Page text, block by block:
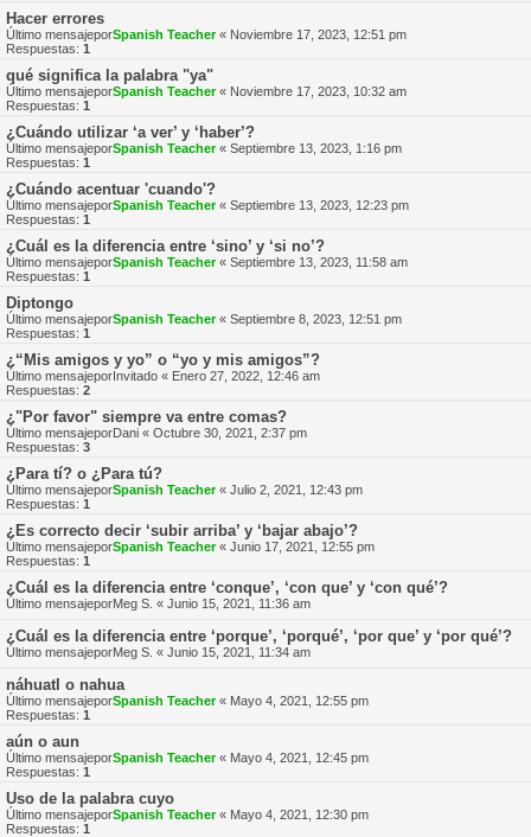
Hacer errores
Último mensajeporSpanish Teacher« Noviembre 17, 2023, 12:51 pm
Respuestas: 1
qué significa la palabra "ya"
Último mensajeporSpanish Teacher« Noviembre 17, 2023, 10:32 am
Respuestas: 1
¿Cuándo utilizar ‘a ver’ y ‘haber’?
Último mensajeporSpanish Teacher« Septiembre 13, 2023, 1:16 pm
Respuestas: 1
¿Cuándo acentuar 'cuando'?
Último mensajeporSpanish Teacher« Septiembre 13, 2023, 12:23 pm
Respuestas: 1
¿Cuál es la diferencia entre ‘sino’ y ‘si no’?
Último mensajeporSpanish Teacher« Septiembre 13, 2023, 11:58 am
Respuestas: 1
Diptongo
Último mensajeporSpanish Teacher« Septiembre 8, 2023, 12:51 pm
Respuestas: 1
¿“Mis amigos y yo” o “yo y mis amigos”?
Último mensajeporInvitado « Enero 27, 2022, 12:46 am
Respuestas: 2
¿"Por favor" siempre va entre comas?
Último mensajeporDani « Octubre 30, 2021, 2:37 pm
Respuestas: 3
¿Para tí? o ¿Para tú?
Último mensajeporSpanish Teacher« Julio 2, 2021, 12:43 pm
Respuestas: 1
¿Es correcto decir ‘subir arriba’ y ‘bajar abajo’?
Último mensajeporSpanish Teacher« Junio 17, 2021, 12:55 pm
Respuestas: 1
¿Cuál es la diferencia entre ‘conque’, ‘con que’ y ‘con qué’?
Último mensajeporMeg S. « Junio 15, 2021, 11:36 am
¿Cuál es la diferencia entre ‘porque’, ‘porqué’, ‘por que’ y ‘por qué’?
Último mensajeporMeg S. « Junio 15, 2021, 11:34 am
náhuatl o nahua
Último mensajeporSpanish Teacher« Mayo 4, 2021, 12:55 pm
Respuestas: 1
aún o aun
Último mensajeporSpanish Teacher« Mayo 4, 2021, 12:45 pm
Respuestas: 1
Uso de la palabra cuyo
Último mensajeporSpanish Teacher« Mayo 4, 2021, 12:30 pm
Respuestas: 1